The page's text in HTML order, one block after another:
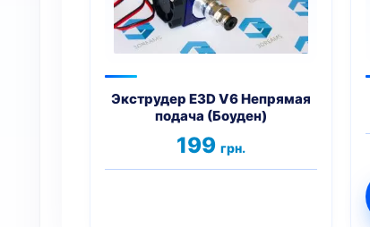
Экструдер E3D V6 Непрямая
подача (Боуден)
199 грн.
вариаций.
Опции
можно
выбрать
на
странице